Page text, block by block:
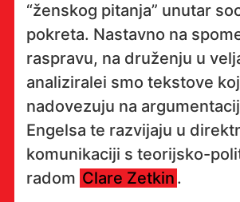
“ženskog pitanja” unutar
pokreta. Nastavno na
raspravu, na druženju u
analiziralei smo tekstove
nadovezuju na
Engelsa te razvijaju u
komunikaciji s teorijsko-
radom Clare Zetkin .